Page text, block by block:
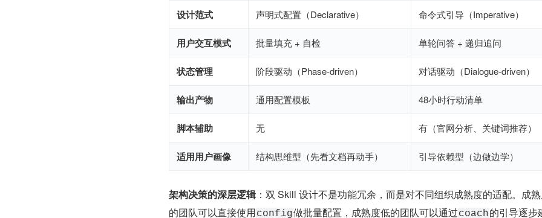
设计范式 声明式配置（Declarative） 命令式引导（Imperative）
用户交互模式 批量填充 + 自检 单轮问答 + 递归追问
状态管理 阶段驱动（Phase-driven） 对话驱动（Dialogue-driven）
输出产物 通用配置模板 48小时行动清单
脚本辅助 无 有（官网分析、关键词推荐）
适用用户画像 结构思维型（先看文档再动手） 引导依赖型（边做边学）
架构决策的深层逻辑：双 Skill 设计不是功能冗余，而是对不同组织成熟度的适配。成
的团队可以直接使用config做批量配置，成熟度低的团队可以通过coach的引导逐步